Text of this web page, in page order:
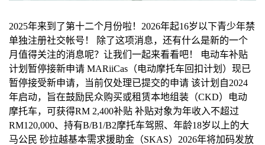
2025年来到了第十二个月份啦！2026年起16岁以下青少年禁
单独注册社交帐号！ 除了这项消息，还有什么是新的一个
月值得关注的消息呢？让我们一起来看看吧！ 电动车补贴
计划暂停接新申请 MARiiCas（电动摩托车回扣计划）现已
暂停接受新申请，当前仅处理已提交的申请 该计划自2024
年启动，旨在鼓励民众购买或租赁本地组装（CKD）电动
摩托车，可获得RM 2,400补贴 补贴对象为年收入不超过
RM120,000、持有B/B1/B2摩托车驾照、年龄18岁以上的大
马公民 砂拉越基本需求援助金（SKAS）2026年将加码发放